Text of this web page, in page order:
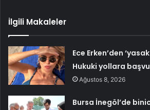
İlgili Makaleler
Ece Erken’den
Hukuki yollara
Ağustos 8, 2026
Bursa İnegöl’de